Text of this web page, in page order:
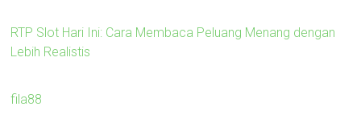
RTP Slot Hari Ini: Cara Membaca Peluang Menang dengan
Lebih Realistis
fila88